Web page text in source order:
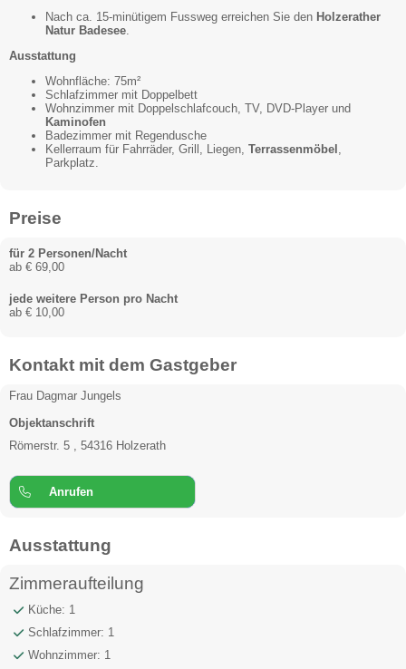
Nach ca. 15-minütigem Fussweg erreichen Sie den Holzerather
Natur Badesee.
Ausstattung
Wohnfläche: 75m²
Schlafzimmer mit Doppelbett
Wohnzimmer mit Doppelschlafcouch, TV, DVD-Player und
Kaminofen
Badezimmer mit Regendusche
Kellerraum für Fahrräder, Grill, Liegen, Terrassenmöbel
Parkplatz.
Preise
für 2 Personen/Nacht
ab € 69,00
jede weitere Person pro Nacht
ab € 10,00
Kontakt mit dem Gastgeber
Frau Dagmar Jungels
Objektanschrift
Römerstr. 5 , 54316 Holzerath
Anrufen
Ausstattung
Zimmeraufteilung
Küche: 1
Schlafzimmer: 1
Wohnzimmer: 1